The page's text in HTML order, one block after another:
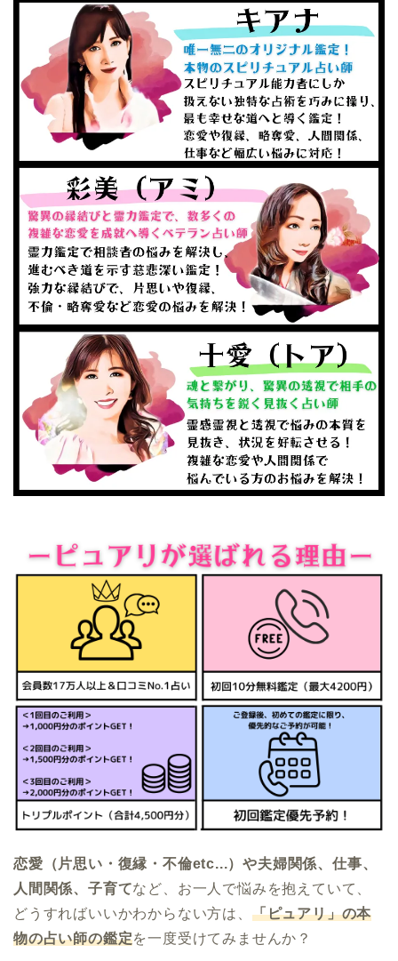
恋愛（片思い・復縁・不倫etc...）や夫婦関係、仕事、
人間関係、子育てなど、お一人で悩みを抱えていて、
どうすればいいかわからない方は、 「ピュアリ」の本
物の占い師の鑑定を一度受けてみませんか？